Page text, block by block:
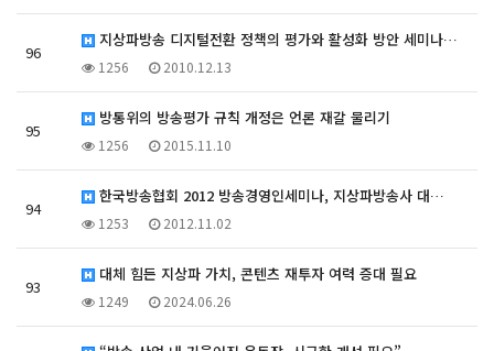
96
지상파방송 디지털전환 정책의 평가와 활성화 방안 세미나…
1256 2010.12.13
95
방통위의 방송평가 규칙 개정은 언론 재갈 물리기
1256 2015.11.10
94
한국방송협회 2012 방송경영인세미나, 지상파방송사 대…
1253 2012.11.02
93
대체 힘든 지상파 가치, 콘텐츠 재투자 여력 증대 필요
1249 2024.06.26